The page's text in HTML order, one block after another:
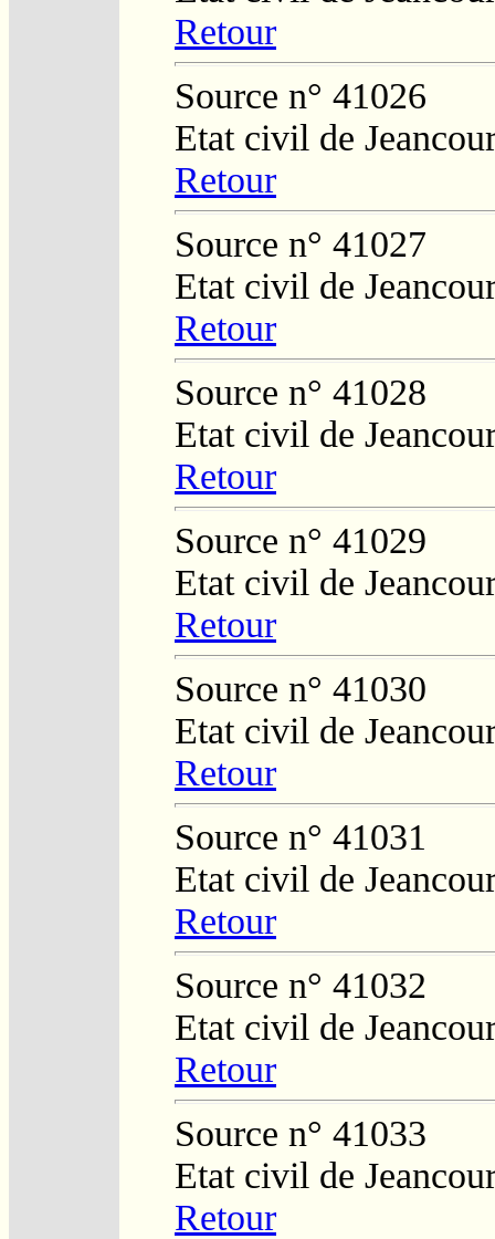
Retour
Source n° 41026
Etat civil de
Retour
Source n° 41027
Etat civil de
Retour
Source n° 41028
Etat civil de
Retour
Source n° 41029
Etat civil de
Retour
Source n° 41030
Etat civil de
Retour
Source n° 41031
Etat civil de
Retour
Source n° 41032
Etat civil de
Retour
Source n° 41033
Etat civil de
Retour